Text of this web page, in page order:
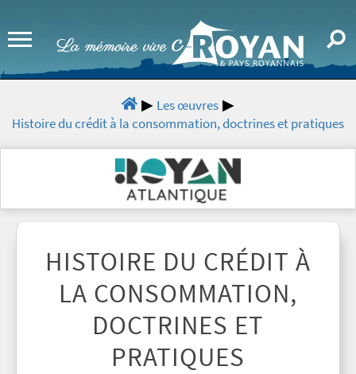
Les œuvres
Histoire du crédit à la consommation, doctrines et pratiques
HISTOIRE DU CRÉDIT À
LA CONSOMMATION,
DOCTRINES ET
PRATIQUES